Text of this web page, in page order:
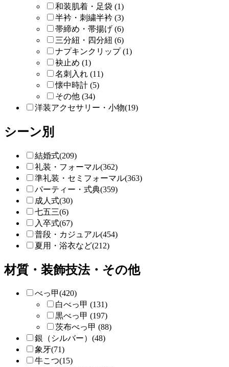
和装肌着・足袋 (1)
半衿・刺繍半衿 (3)
帯締め・帯揚げ (6)
三分紐・四分紐 (6)
ナプキンクリップ (1)
袂止め (1)
名刺入れ (11)
懐中時計 (5)
その他 (34)
洋装アクセサリー・小物(19)
シーン別
結婚式(209)
礼装・フォーマル(362)
準礼装・セミフォーマル(363)
パーティー・式典(359)
成人式(30)
七五三(6)
入卒式(67)
普段・カジュアル(454)
夏用・浴衣など(212)
材質・装飾技法・その他
べっ甲(420)
白べっ甲 (131)
黒べっ甲 (197)
茨布べっ甲 (88)
銀（シルバー）(48)
象牙(71)
牛こつ(15)